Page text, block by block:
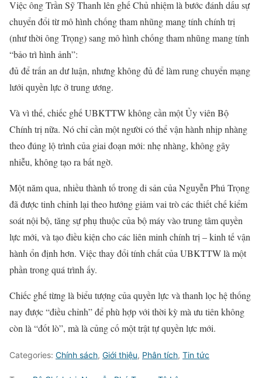
Việc ông Trần Sỹ Thanh lên ghế Chủ nhiệm là bước đánh dấu sự
chuyển đổi từ mô hình chống tham nhũng mang tính chính trị
(như thời ông Trọng) sang mô hình chống tham nhũng mang tính
“bảo trì hình ảnh”:
đủ để trấn an dư luận, nhưng không đủ để làm rung chuyển mạng
lưới quyền lực ở trung ương.
Và vì thế, chiếc ghế UBKTTW không cần một Ủy viên Bộ
Chính trị nữa. Nó chỉ cần một người có thể vận hành nhịp nhàng
theo đúng lộ trình của giai đoạn mới: nhẹ nhàng, không gây
nhiễu, không tạo ra bất ngờ.
Một năm qua, nhiều thành tố trong di sản của Nguyễn Phú Trọng
đã được tinh chỉnh lại theo hướng giảm vai trò các thiết chế kiểm
soát nội bộ, tăng sự phụ thuộc của bộ máy vào trung tâm quyền
lực mới, và tạo điều kiện cho các liên minh chính trị – kinh tế vận
hành ổn định hơn. Việc thay đổi tính chất của UBKTTW là một
phần trong quá trình ấy.
Chiếc ghế từng là biểu tượng của quyền lực và thanh lọc hệ thống
nay được “điều chỉnh” để phù hợp với thời kỳ mà ưu tiên không
còn là “đốt lò”, mà là củng cố một trật tự quyền lực mới.
Categories: Chính sách, Giới thiệu, Phân tích, Tin tức